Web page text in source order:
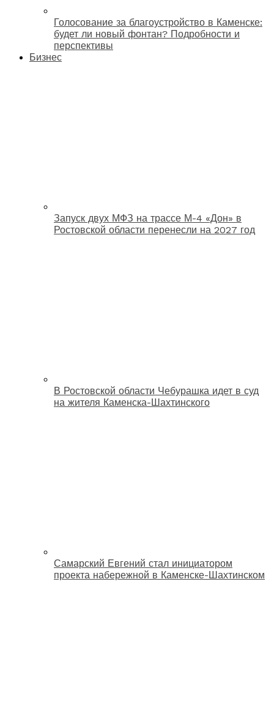
Голосование за благоустройство в Каменске:
будет ли новый фонтан? Подробности и
перспективы
Бизнес
Запуск двух МФЗ на трассе М-4 «Дон» в
Ростовской области перенесли на 2027 год
В Ростовской области Чебурашка идет в суд
на жителя Каменска-Шахтинского
Самарский Евгений стал инициатором
проекта набережной в Каменске-Шахтинском